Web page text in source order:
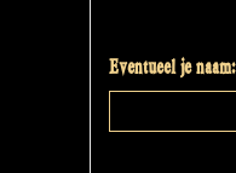
Eventueel je naam: